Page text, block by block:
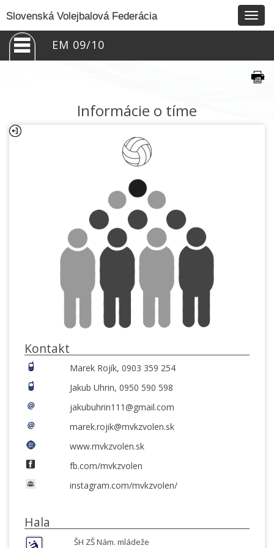
Slovenská Volejbalová Federácia
EM 09/10
Informácie o tíme
Kontakt
Marek Rojík, 0903 359 254
Jakub Uhrin, 0950 590 598
jakubuhrin111@gmail.com
marek.rojik@mvkzvolen.sk
www.mvkzvolen.sk
fb.com/mvkzvolen
instagram.com/mvkzvolen/
Hala
ŠH ZŠ Nám. mládeže